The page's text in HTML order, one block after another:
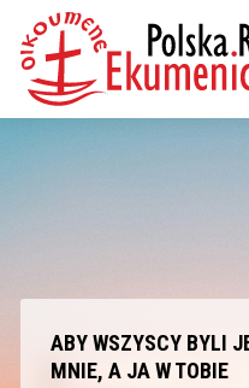
ABY WSZYSCY BYLI
MNIE, A JA W TOBIE